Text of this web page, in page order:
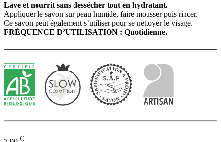
Lave et nourrit sans dessécher tout en hydratant.
Appliquer le savon sur peau humide, faire mousser puis rincer.
Ce savon peut également s’utiliser pour se nettoyer le visage.
FRÉQUENCE D’UTILISATION : Quotidienne.
€